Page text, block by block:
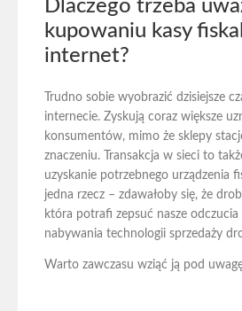
Dlaczego trzeba
kupowaniu kasy
internet?
Trudno sobie wyobrazić dzisiejsze
internecie. Zyskują coraz większe
konsumentów, mimo że sklepy
znaczeniu. Transakcja w sieci to
uzyskanie potrzebnego urządzenia
jedna rzecz – zdawałoby się, że
która potrafi zepsuć nasze odczucia
nabywania technologii sprzedaży
Warto zawczasu wziąć ją pod